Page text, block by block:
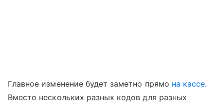
Главное изменение будет заметно прямо на кассе.
Вместо нескольких разных кодов для разных